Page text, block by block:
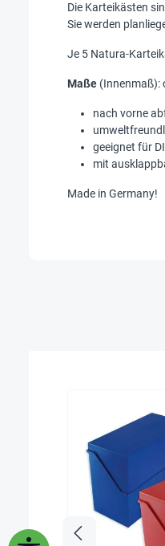
Die Karteikästen
Sie werden
Je 5 Natura-
Maße (Innenmaß):
nach vorne
geeignet für
mit
Made in Germany!